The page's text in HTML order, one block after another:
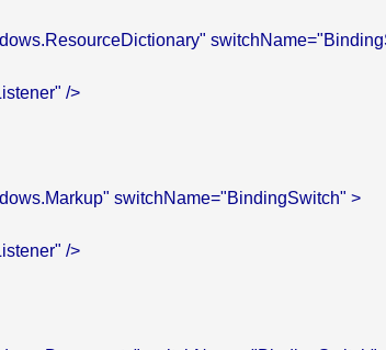
/>
switchName="BindingSwitch" >
/>